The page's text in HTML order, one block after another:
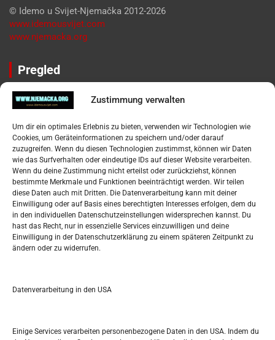
Zustimmung verwalten
Um dir ein optimales Erlebnis zu bieten, verwenden wir Technologien wie
Cookies, um Geräteinformationen zu speichern und/oder darauf
zuzugreifen. Wenn du diesen Technologien zustimmst, können wir Daten
wie das Surfverhalten oder eindeutige IDs auf dieser Website verarbeiten.
Wenn du deine Zustimmung nicht erteilst oder zurückziehst, können
bestimmte Merkmale und Funktionen beeinträchtigt werden. Wir teilen
diese Daten auch mit Dritten. Die Datenverarbeitung kann mit deiner
Einwilligung oder auf Basis eines berechtigten Interesses erfolgen, dem du
in den individuellen Datenschutzeinstellungen widersprechen kannst. Du
hast das Recht, nur in essenzielle Services einzuwilligen und deine
Einwilligung in der Datenschutzerklärung zu einem späteren Zeitpunkt zu
ändern oder zu widerrufen.
Datenverarbeitung in den USA
Einige Services verarbeiten personenbezogene Daten in den USA. Indem du
© Idemo u Svijet-Njemačka 2012-2026
www.idemousvijet.com
www.njemacka.org
Pregled
Impressum
Datenschutzerklärung
Widerufsbelehrung
Oglašavanje / Postavite svoj oglas
Tko je “Idemo u Svijet – Njemačka?
Pretražite stranicu:
S
e
a
h
M D M D F S S